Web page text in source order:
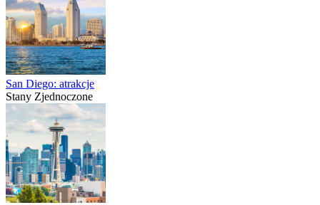
San Diego: atrakcje
Stany Zjednoczone